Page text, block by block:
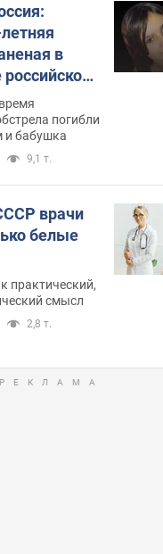
в
российской
погибли
и бабушка
9,1 т.
врачи
белые
практический,
смысл
2,8 т.